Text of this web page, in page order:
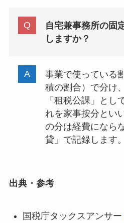
自宅兼事務所の固
しますか？
事業で使っている
積の割合）で分け
「租税公課」とし
れを家事按分とい
の分は経費になら
貸」で記録します。
出典・参考
国税庁タックスアンサー